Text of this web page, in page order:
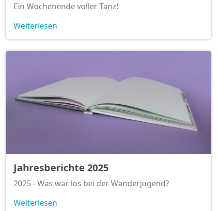
Ein Wochenende voller Tanz!
Weiterlesen
Jahresberichte 2025
2025 - Was war los bei der Wanderjugend?
Weiterlesen